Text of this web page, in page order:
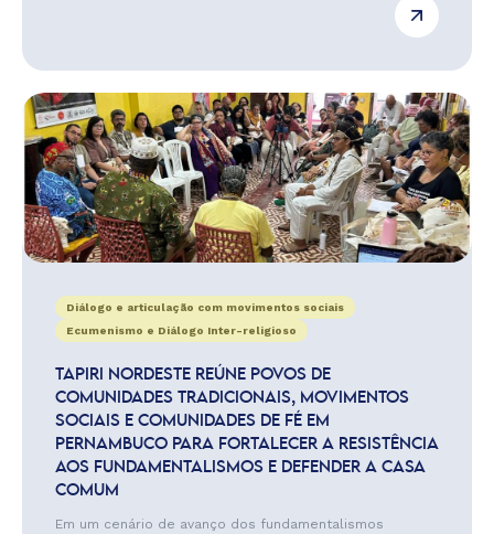
Diálogo e articulação com movimentos sociais
Ecumenismo e Diálogo Inter-religioso
TAPIRI NORDESTE REÚNE POVOS DE
COMUNIDADES TRADICIONAIS, MOVIMENTOS
SOCIAIS E COMUNIDADES DE FÉ EM
PERNAMBUCO PARA FORTALECER A RESISTÊNCIA
AOS FUNDAMENTALISMOS E DEFENDER A CASA
COMUM
Em um cenário de avanço dos fundamentalismos